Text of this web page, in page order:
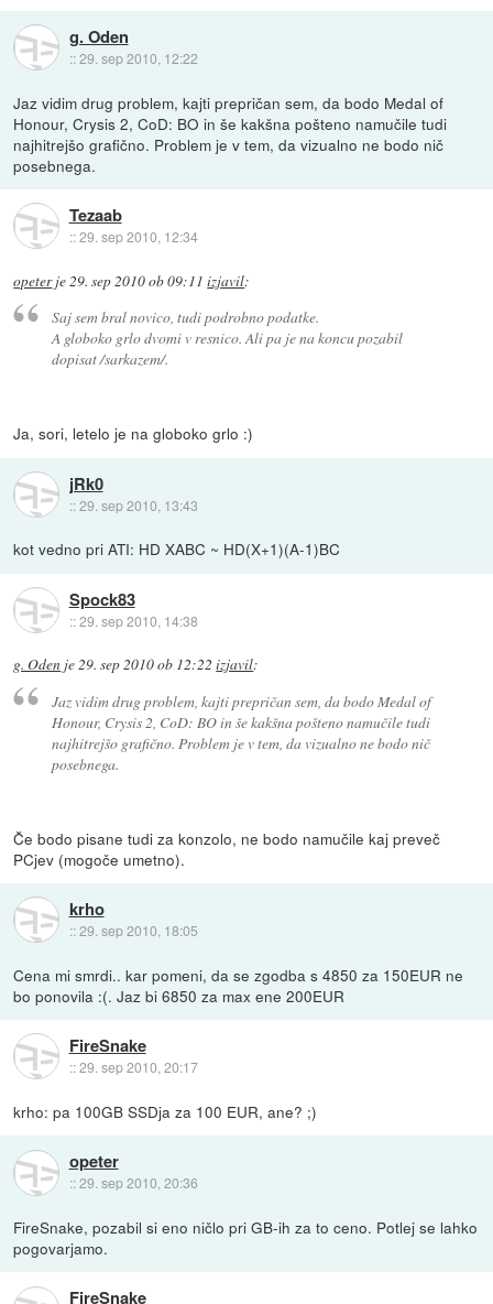
g. Oden
::29. sep 2010, 12:22
Jaz vidim drug problem, kajti prepričan sem, da bodo Medal of
Honour, Crysis 2, CoD: BO in še kakšna pošteno namučile tudi
najhitrejšo grafično. Problem je v tem, da vizualno ne bodo nič
posebnega.
Tezaab
::29. sep 2010, 12:34
opeterje29. sep 2010 ob 09:11 izjavil:
Saj sem bral novico, tudi podrobno podatke.
A globoko grlo dvomi v resnico. Ali pa je na koncu pozabil
dopisat /sarkazem/.
Ja, sori, letelo je na globoko grlo :)
jRk0
::29. sep 2010, 13:43
kot vedno pri ATI: HD XABC ~ HD(X+1)(A-1)BC
Spock83
::29. sep 2010, 14:38
g. Oden je29. sep 2010 ob 12:22 izjavil:
Jaz vidim drug problem, kajti prepričan sem, da bodo Medal of
Honour, Crysis 2, CoD: BO in še kakšna pošteno namučile tudi
najhitrejšo grafično. Problem je v tem, da vizualno ne bodo nič
posebnega.
Če bodo pisane tudi za konzolo, ne bodo namučile kaj preveč
PCjev (mogoče umetno).
krho
::29. sep 2010, 18:05
Cena mi smrdi.. kar pomeni, da se zgodba s 4850 za 150EUR ne
bo ponovila :(. Jaz bi 6850 za max ene 200EUR
FireSnake
::29. sep 2010, 20:17
krho: pa 100GB SSDja za 100 EUR, ane? ;)
opeter
::29. sep 2010, 20:36
FireSnake, pozabil si eno ničlo pri GB-ih za to ceno. Potlej se lahko
pogovarjamo.
FireSnake